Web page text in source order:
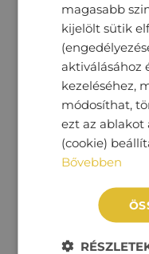
SKODA
magasabb
kijelölt sütik
aktiválásához
kezeléséhez,
módosíthat,
ezt az ablakot
(cookie)
Bővebben